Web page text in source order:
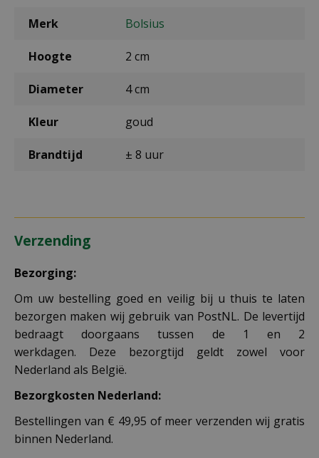
Merk Bolsius
Hoogte 2 cm
Diameter 4 cm
Kleur goud
Brandtijd ± 8 uur
Verzending
Bezorging:
Om uw bestelling goed en veilig bij u thuis te laten
bezorgen maken wij gebruik van PostNL. De levertijd
bedraagt doorgaans tussen de 1 en 2
werkdagen. Deze bezorgtijd geldt zowel voor
Nederland als België.
Bezorgkosten Nederland:
Bestellingen van € 49,95 of meer verzenden wij gratis
binnen Nederland.